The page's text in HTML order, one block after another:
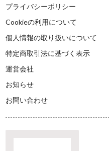
プライバシーポリシー
Cookieの利用について
個人情報の取り扱いについて
特定商取引法に基づく表示
運営会社
お知らせ
お問い合わせ